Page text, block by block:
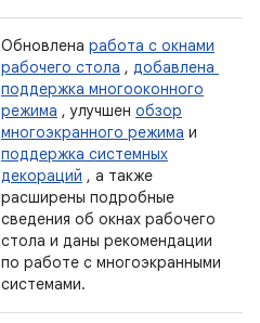
Обновлена ​​работа с окнами
рабочего стола , добавлена ​​
поддержка многооконного
режима , улучшен обзор
многоэкранного режима и
поддержка системных
декораций , а также
расширены подробные
сведения об окнах рабочего
стола и даны рекомендации
по работе с многоэкранными
системами.